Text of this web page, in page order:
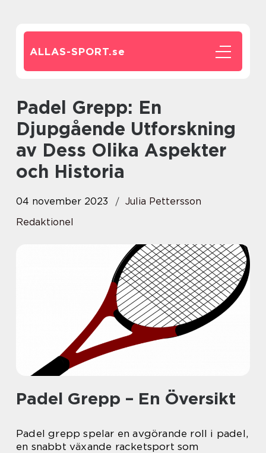
ALLAS-SPORT.se
Padel Grepp: En
Djupgående Utforskning
av Dess Olika Aspekter
och Historia
04 november 2023
Julia Pettersson
Redaktionel
Padel Grepp – En Översikt
Padel grepp spelar en avgörande roll i padel,
en snabbt växande racketsport som